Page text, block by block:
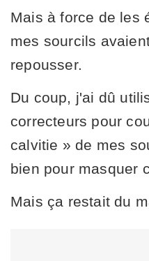
Mais à force de les
mes sourcils
repousser.
Du coup, j'ai dû
correcteurs pour
calvitie » de mes
bien pour masquer
Mais ça restait du